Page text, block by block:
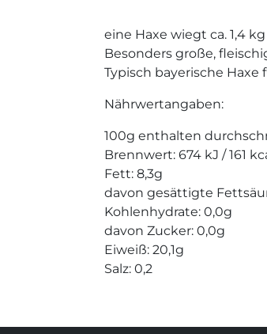
eine Haxe wiegt ca. 1,4 kg
Besonders große,
Typisch bayerische
Nährwertangaben:
100g enthalten
Brennwert: 674 kJ / 161
Fett: 8,3g
davon gesättigte
Kohlenhydrate: 0,0g
davon Zucker: 0,0g
Eiweiß: 20,1g
Salz: 0,2